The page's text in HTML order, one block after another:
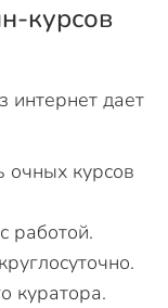
курсов
интернет дает
курсов
работой.
куратора.